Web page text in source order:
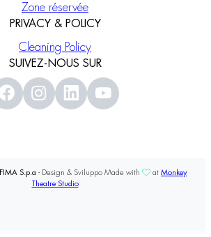
Zone réservée
PRIVACY & POLICY
Cleaning Policy
SUIVEZ-NOUS SUR
FIMA S.p.a - Design & Sviluppo Made with at Monkey
Theatre Studio